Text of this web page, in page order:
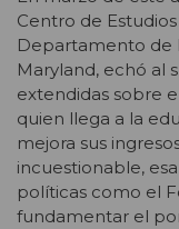
Centro de
Departamento de
Maryland, echó al
extendidas sobre
quien llega a la
mejora sus
incuestionable,
políticas como el
fundamentar el